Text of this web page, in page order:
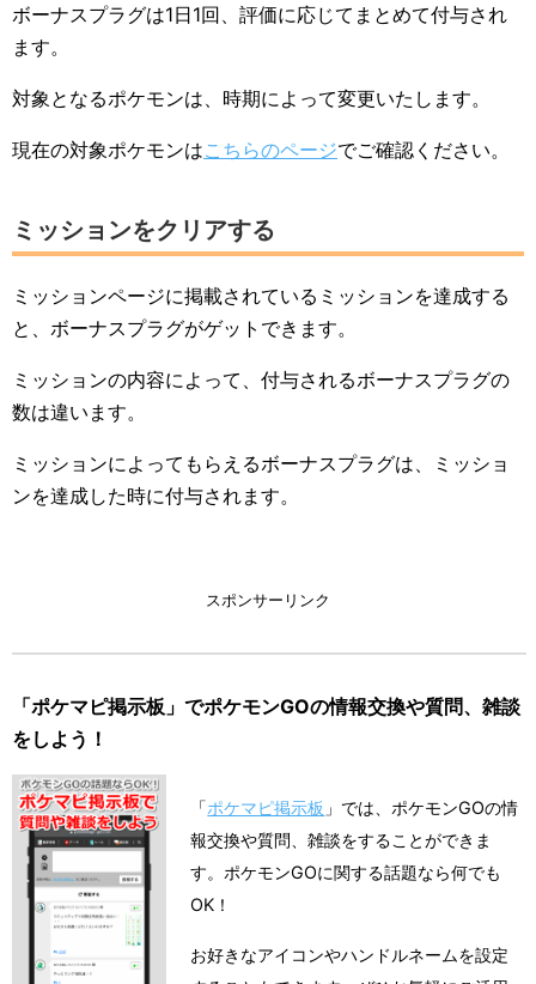
ボーナスプラグは1日1回、評価に応じてまとめて付与され
ます。
対象となるポケモンは、時期によって変更いたします。
現在の対象ポケモンはこちらのページでご確認ください。
ミッションをクリアする
ミッションページに掲載されているミッションを達成する
と、ボーナスプラグがゲットできます。
ミッションの内容によって、付与されるボーナスプラグの
数は違います。
ミッションによってもらえるボーナスプラグは、ミッショ
ンを達成した時に付与されます。
スポンサーリンク
「ポケマピ掲示板」でポケモンGOの情報交換や質問、雑談
をしよう！
「ポケマピ掲示板 」では、ポケモンGOの情
報交換や質問、雑談をすることができま
す。ポケモンGOに関する話題なら何でも
OK！
お好きなアイコンやハンドルネームを設定